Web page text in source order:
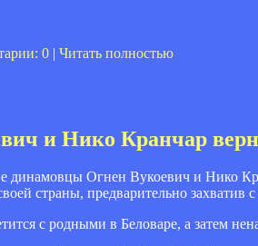
0 | Читать полностью
и Нико Кранчар
динамовцы Огнен Вукоевич и Нико
страны, предварительно
с родными в Беловаре, а затем